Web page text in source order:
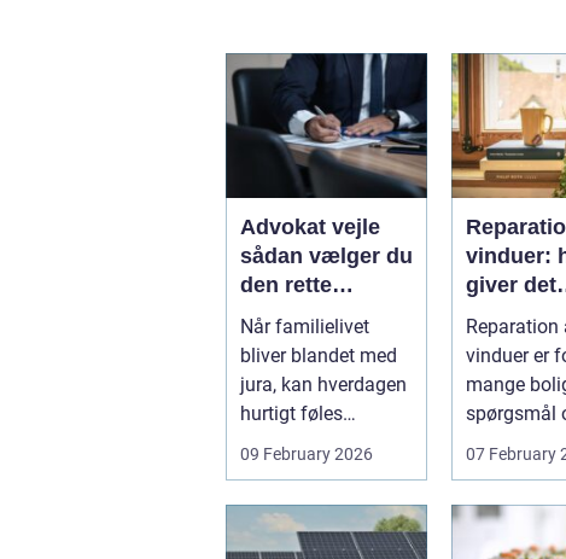
Advokat vejle
sådan vælger du
den rette
familieretsadvok
at
Når familielivet
bliver blandet med
jura, kan hverdagen
hurtigt føles
uoverskuelig.
Uenighed om børn...
09 February 2026
vinduer:
giver det
mening,
skal du
Reparation
vinduer er
mange
spørgsmål
balance. På
07 February